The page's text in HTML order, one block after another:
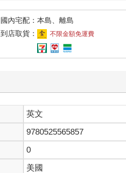
國內宅配：本島、離島
到店取貨：
不限金額免運費
英文
9780525565857
0
美國